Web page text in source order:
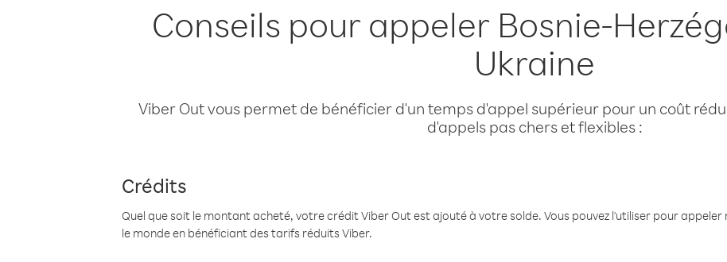
Conseils pour appeler Bosnie-
Ukraine
Viber Out vous permet de bénéficier d'un temps d'appel supérieur pour un coût
d'appels pas chers et flexibles :
Crédits
Quel que soit le montant acheté, votre crédit Viber Out est ajouté à votre solde. Vous pouvez l'utiliser pour
le monde en bénéficiant des tarifs réduits Viber.